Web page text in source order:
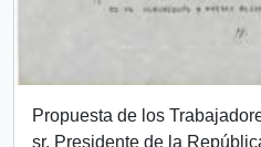
Propuesta de los
sr. Presidente de la